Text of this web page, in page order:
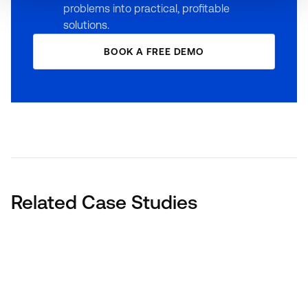
problems into practical, profitable
solutions.
BOOK A FREE DEMO
Related Case Studies